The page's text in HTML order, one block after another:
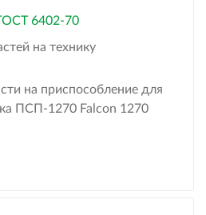
6402-70
на технику
на приспособление для
ПСП-1270 Falcon 1270